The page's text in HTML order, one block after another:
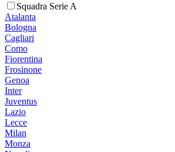
Squadra Serie A
Atalanta
Bologna
Cagliari
Como
Fiorentina
Frosinone
Genoa
Inter
Juventus
Lazio
Lecce
Milan
Monza